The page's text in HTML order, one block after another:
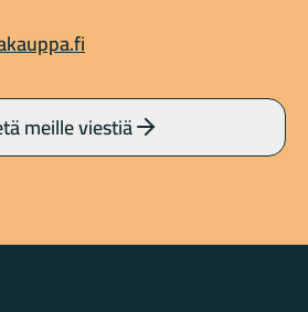
meille viestiä